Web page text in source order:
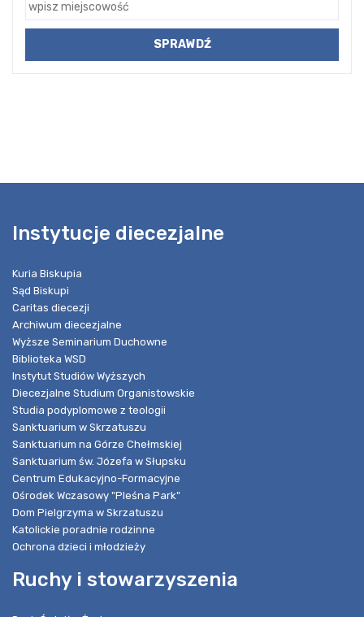
Instytucje diecezjalne
Kuria Biskupia
Sąd Biskupi
Caritas diecezji
Archiwum diecezjalne
Wyższe Seminarium Duchowne
Biblioteka WSD
Instytut Studiów Wyższych
Diecezjalne Studium Organistowskie
Studia podyplomowe z teologii
Sanktuarium w Skrzatuszu
Sanktuarium na Górze Chełmskiej
Sanktuarium św. Józefa w Słupsku
Centrum Edukacyjno-Formacyjne
Ośrodek Wczasowy "Pleśna Park"
Dom Pielgrzyma w Skrzatuszu
Katolickie poradnie rodzinne
Ochrona dzieci i młodzieży
Ruchy i stowarzyszenia